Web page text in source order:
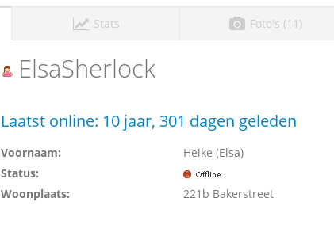
Stats Foto's (11)
ElsaSherlock
Laatst online: 10 jaar, 301 dagen geleden
Voornaam:
Heike (Elsa)
Status:
Woonplaats:
221b Bakerstreet